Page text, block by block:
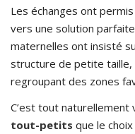
Les échanges ont
vers une solution
maternelles ont insisté
structure de petite
regroupant des zones
C’est tout
tout-petits que le